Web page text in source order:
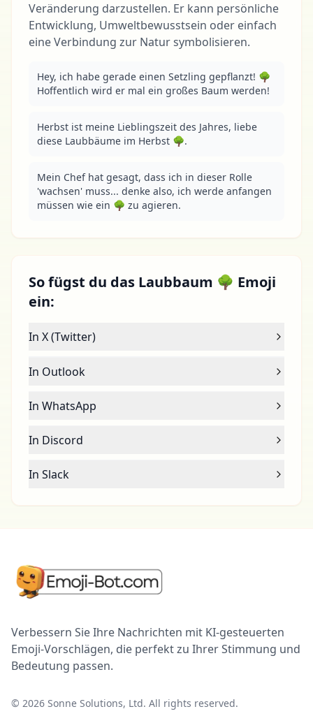
Veränderung darzustellen. Er kann persönliche
Entwicklung, Umweltbewusstsein oder einfach
eine Verbindung zur Natur symbolisieren.
Hey, ich habe gerade einen Setzling gepflanzt! 🌳
Hoffentlich wird er mal ein großes Baum werden!
Herbst ist meine Lieblingszeit des Jahres, liebe
diese Laubbäume im Herbst 🌳.
Mein Chef hat gesagt, dass ich in dieser Rolle
'wachsen' muss... denke also, ich werde anfangen
müssen wie ein 🌳 zu agieren.
So fügst du das Laubbaum 🌳 Emoji
ein:
In X (Twitter)
In Outlook
In WhatsApp
In Discord
In Slack
Verbessern Sie Ihre Nachrichten mit KI-gesteuerten
Emoji-Vorschlägen, die perfekt zu Ihrer Stimmung und
Bedeutung passen.
© 2026 Sonne Solutions, Ltd. All rights reserved.